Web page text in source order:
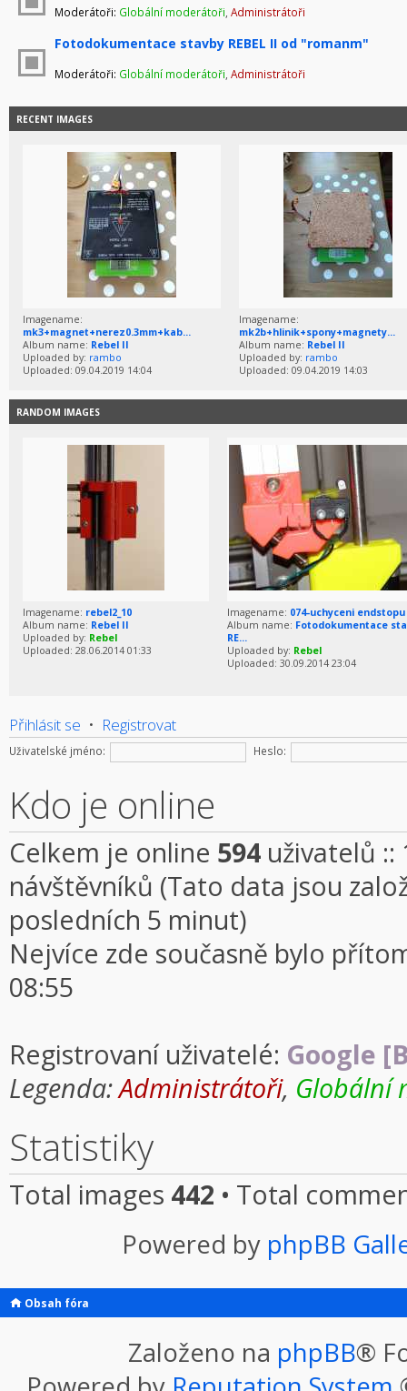
Moderátoři: Globální moderátoři Administrátoři
Fotodokumentace stavby REBEL II od "romanm"
Moderátoři: Globální moderátoři Administrátoři
RECENT IMAGES
Imagename:
mk3+magnet+nerez0.3mm+kab...
Album name: Rebel II
Uploaded by: rambo
Uploaded: 09.04.2019 14:04
Imagename:
mk2b+hlinik+spony+magnety...
Album name: Rebel II
Uploaded by: rambo
Uploaded: 09.04.2019 14:03
RANDOM IMAGES
Imagename: rebel2_10
Album name: Rebel II
Uploaded by: Rebel
Uploaded: 28.06.2014 01:33
Imagename: 074-uchyceni
Album name: Fotodokumentace
RE...
Uploaded by: Rebel
Uploaded: 30.09.2014 23:04
Přihlásit se • Registrovat
Uživatelské jméno: Heslo:
Kdo je online
Celkem je online 594 uživatelů ::
návštěvníků (Tato data jsou
posledních 5 minut)
Nejvíce zde současně bylo
08:55
Registrovaní uživatelé: Google
Legenda:Administrátoři, Globální
Statistiky
Total images 442 • Total
Powered by phpBB
Obsah fóra
Založeno na phpBB®